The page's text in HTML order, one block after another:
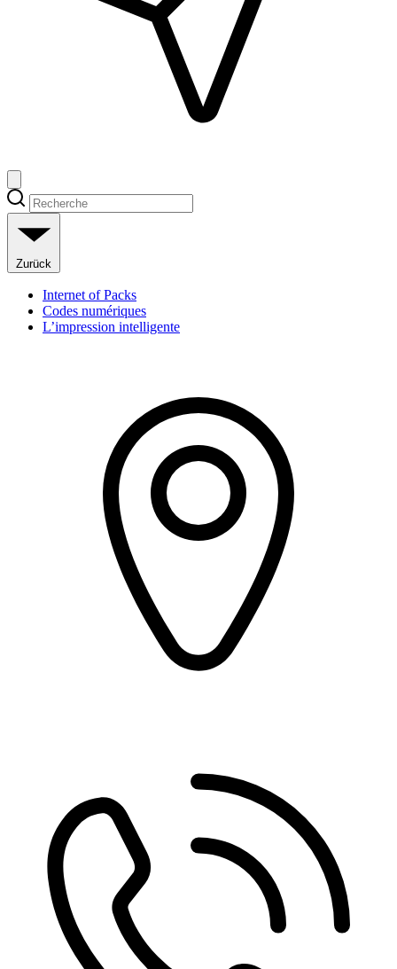
Zurück
Internet of Packs
Codes numériques
L’impression intelligente